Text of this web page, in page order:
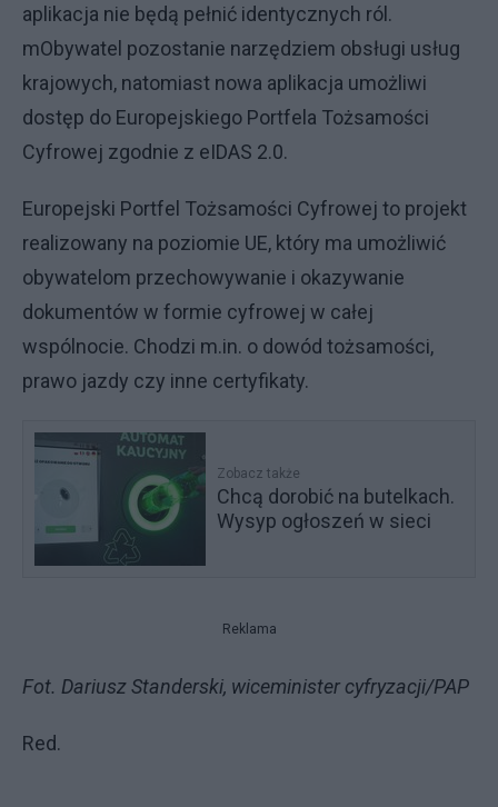
aplikacja nie będą pełnić identycznych ról.
mObywatel pozostanie narzędziem obsługi usług
krajowych, natomiast nowa aplikacja umożliwi
dostęp do Europejskiego Portfela Tożsamości
Cyfrowej zgodnie z eIDAS 2.0.
Europejski Portfel Tożsamości Cyfrowej to projekt
realizowany na poziomie UE, który ma umożliwić
obywatelom przechowywanie i okazywanie
dokumentów w formie cyfrowej w całej
wspólnocie. Chodzi m.in. o dowód tożsamości,
prawo jazdy czy inne certyfikaty.
Zobacz także
Chcą dorobić na butelkach.
Wysyp ogłoszeń w sieci
Reklama
Fot. Dariusz Standerski, wiceminister cyfryzacji/PAP
Red.